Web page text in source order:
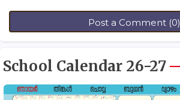
Post a Comment (0)
School Calendar 26-27